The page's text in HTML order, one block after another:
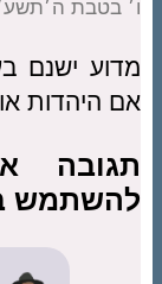
ו׳ בטבת
מדוע ישנם
אם היהדות
תגובה
להשתמש